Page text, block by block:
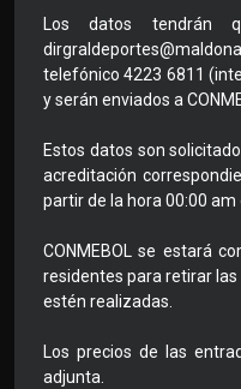
Los datos tendrán
telefónico 4223 6811
y serán enviados a
Estos datos son
acreditación
partir de la hora 00:00
CONMEBOL se estará
residentes para retirar
estén realizadas.
Los precios de las
adjunta.